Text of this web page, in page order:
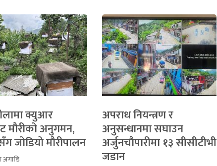
क्युआर
मौरीको अनुगमन,
जोडियो मौरीपालन
अगाडि
अपराध नियन्त्रण र
अनुसन्धानमा सघाउन
अर्जुनचौपारीमा १३ सीसीटीभी
जडान